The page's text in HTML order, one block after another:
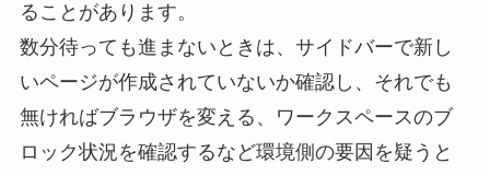
ることがあります。
数分待っても進まないときは、サイドバーで新し
いページが作成されていないか確認し、それでも
無ければブラウザを変える、ワークスペースのブ
ロック状況を確認するなど環境側の要因を疑うと